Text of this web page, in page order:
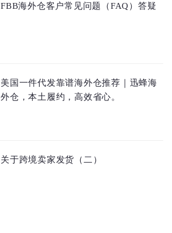
FBB海外仓客户常见问题（FAQ）答疑
美国一件代发靠谱海外仓推荐｜迅蜂海
外仓，本土履约，高效省心。
关于跨境卖家发货（二）